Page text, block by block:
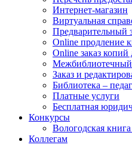
Интернет-магазин
Виртуальная
Предварительный
Online продление
Online заказ копий
Межбиблиотечный
Заказ и
Библиотека –
Платные услуги
Бесплатная
Конкурсы
Вологодская книга
Коллегам